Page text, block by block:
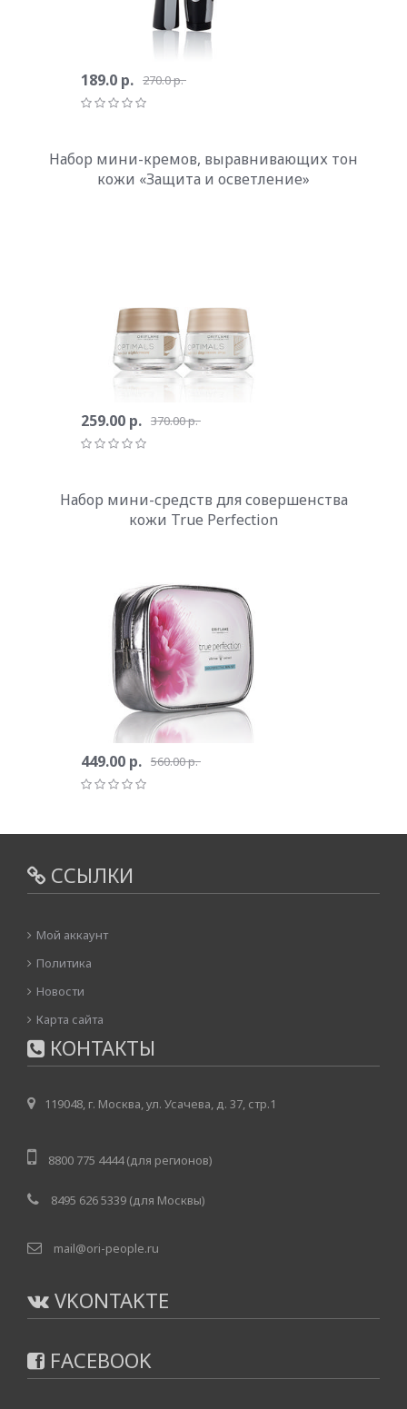
189.0 р. 270.0 р.
Набор мини-кремов, выравнивающих тон
кожи «Защита и осветление»
259.00 р. 370.00 р.
Набор мини-средств для совершенства
кожи True Perfection
449.00 р. 560.00 р.
ССЫЛКИ
Мой аккаунт
Политика
Новости
Карта сайта
КОНТАКТЫ
119048, г. Москва, ул. Усачева, д. 37, стр.1
8800 775 4444 (для регионов)
8495 626 5339 (для Москвы)
mail@ori-people.ru
VKONTAKTE
FACEBOOK